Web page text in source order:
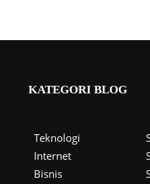
KATEGORI BLOG
Teknologi
Internet
Bisnis